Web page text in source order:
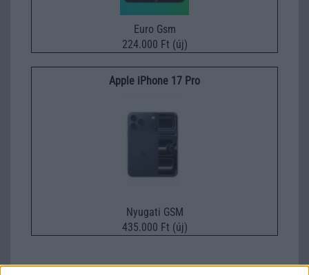
Euro Gsm
224.000 Ft (új)
Apple iPhone 17 Pro
Nyugati GSM
435.000 Ft (új)